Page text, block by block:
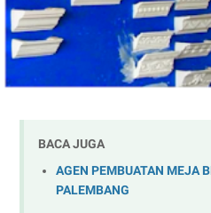
BACA JUGA
AGEN PEMBUATAN MEJA
PALEMBANG